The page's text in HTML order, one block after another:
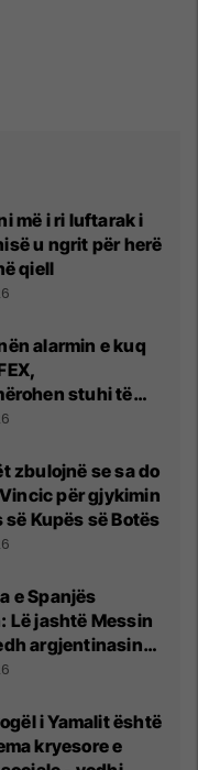
më i ri luftarak i
u ngrit për herë
qiell
alarmin e kuq
stuhi të
me breshër dhe
zbulojnë se sa do
për gjykimin
së Kupës së Botës
e Spanjës
Lë jashtë Messin
argjentinasin
në botë
i Yamalit është
kryesore e